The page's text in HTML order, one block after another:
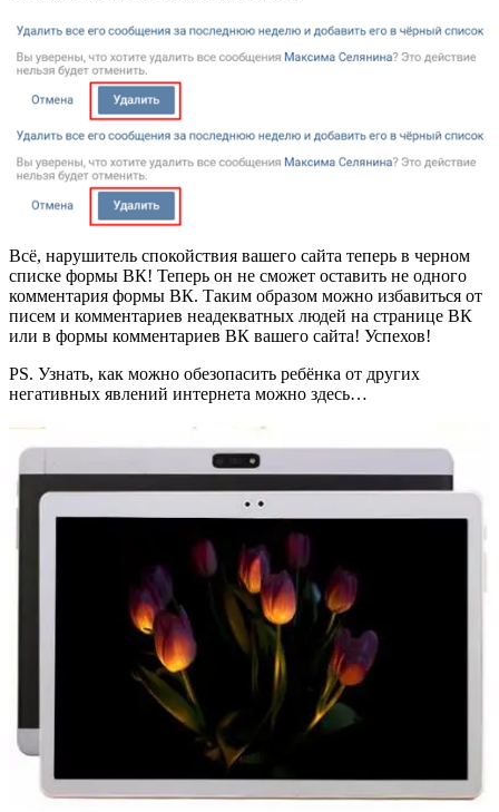
Всё, нарушитель спокойствия вашего сайта теперь в черном
списке формы ВК! Теперь он не сможет оставить не одного
комментария формы ВК. Таким образом можно избавиться от
писем и комментариев неадекватных людей на странице ВК
или в формы комментариев ВК вашего сайта! Успехов!
PS. Узнать, как можно обезопасить ребёнка от других
негативных явлений интернета можно здесь…